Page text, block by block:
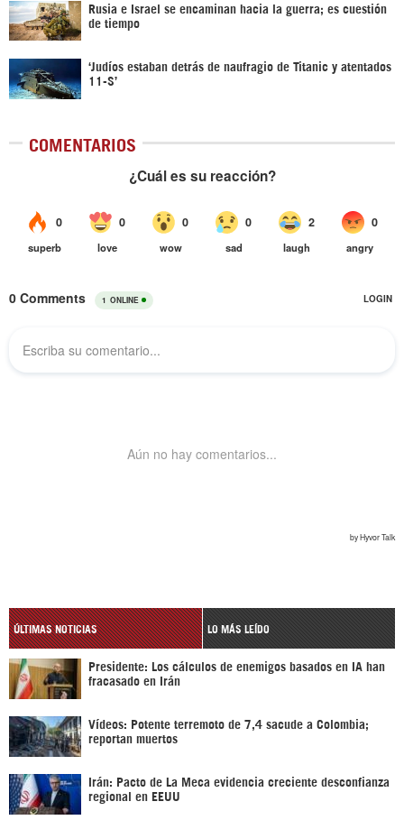
Rusia e Israel se encaminan hacia la guerra; es cuestión
de tiempo
‘Judíos estaban detrás de naufragio de Titanic y atentados
11-S’
COMENTARIOS
ÚLTIMAS NOTICIAS LO MÁS LEÍDO
Presidente: Los cálculos de enemigos basados en IA han
fracasado en Irán
Vídeos: Potente terremoto de 7,4 sacude a Colombia;
reportan muertos
Irán: Pacto de La Meca evidencia creciente desconfianza
regional en EEUU